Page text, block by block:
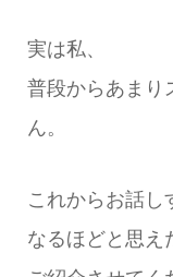
実は私、
普段からあまり
ん。
これからお話し
なるほどと思え